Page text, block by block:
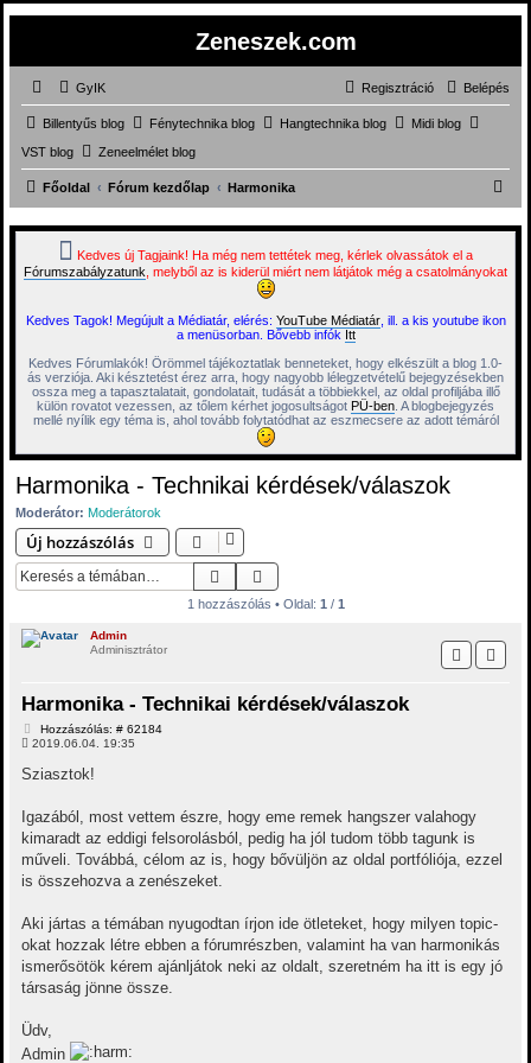
Zeneszek.com
GyIK Belépés
Regisztráció
Billentyűs blog Fénytechnika blog Hangtechnika blog
Midi blog
VST blog
Zeneelmélet blog
Főoldal Fórum kezdőlap Harmonika
Kedves új Tagjaink! Ha még nem tettétek meg, kérlek olvassátok el a
Fórumszabályzatunk , melyből az is kiderül miért nem látjátok még a csatolmányokat
Kedves Tagok! Megújult a Médiatár, elérés: YouTube Médiatár, ill. a kis youtube ikon
a menüsorban. Bővebb infók Itt
Kedves Fórumlakók! Örömmel tájékoztatlak benneteket, hogy elkészült a blog 1.0-
ás verziója. Aki késztetést érez arra, hogy nagyobb lélegzetvételű bejegyzésekben
ossza meg a tapasztalatait, gondolatait, tudását a többiekkel, az oldal profiljába illő
külön rovatot vezessen, az tőlem kérhet jogosultságot PÜ-ben . A blogbejegyzés
mellé nyílik egy téma is, ahol tovább folytatódhat az eszmecsere az adott témáról
Harmonika - Technikai kérdések/válaszok
Moderátor: Moderátorok
Új hozzászólás
Keresés
1 hozzászólás • Oldal: 1 / 1
Admin
Adminisztrátor
Harmonika - Technikai kérdések/válaszok
Hozzászólás: # 62184H
z
l
á
2019.06.04. 19:35
Sziasztok!
Igazából, most vettem észre, hogy eme remek hangszer valahogy
kimaradt az eddigi felsorolásból, pedig ha jól tudom több tagunk is
műveli. Továbbá, célom az is, hogy bővüljön az oldal portfóliója, ezzel
is összehozva a zenészeket.
Aki jártas a témában nyugodtan írjon ide ötleteket, hogy milyen topic-
okat hozzak létre ebben a fórumrészben, valamint ha van harmonikás
ismerősötök kérem ajánljátok neki az oldalt, szeretném ha itt is egy jó
társaság jönne össze.
Üdv,
Admin